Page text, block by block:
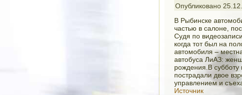
Опубликовано
В Рыбинске
частью в салоне,
Судя по
когда тот был на
автомобиля –
автобуса ЛиАЗ:
рождения.В субботу
пострадали двое
управлением и
Источник